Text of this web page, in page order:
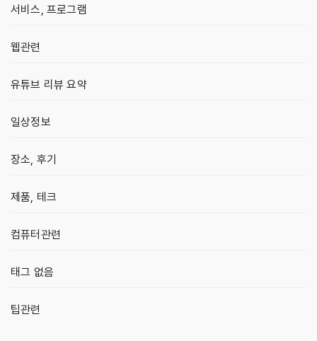
서비스, 프로그램
웹관련
유튜브 리뷰 요약
일상정보
장소, 후기
제품, 테크
컴퓨터관련
태그 없음
팁관련